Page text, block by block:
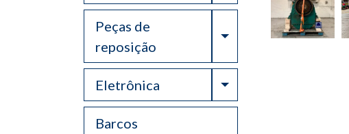
Peças de
reposição
Toggle Dropdown
Eletrônica Toggle Dropdown
Barcos